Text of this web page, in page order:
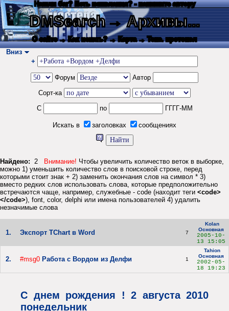
Нашли баг? Есть пожелания? - напишите автору
DMSearch→ Архивы...
О сайте → Как искать? → Карта → Текс. протокол
Вниз
+
Форум
Автор
Сорт-ка
С
по ГГГГ-ММ
Искать в заголовках сообщениях
Найдено: 2 Внимание! Чтобы увеличить количество веток в выборке,
можно 1) уменьшить количество слов в поисковой строке, перед
которыми стоит знак + 2) заменить окончания слов на символ * 3)
вместо редких слов использовать слова, которые предположительно
встречаются чаще, например, служебные - code (находит теги <code>
</code>), font, color, delphi или имена пользователей 4) удалить
незначимые слова
1. Экспорт TChart в Word 7
Kolan
Основная
2005-10-
13 15:05
2. #msg0 Работа с Вордом из Делфи 1
Tahion
Основная
2002-05-
18 19:23
С днем рождения ! 2 августа 2010
понедельник